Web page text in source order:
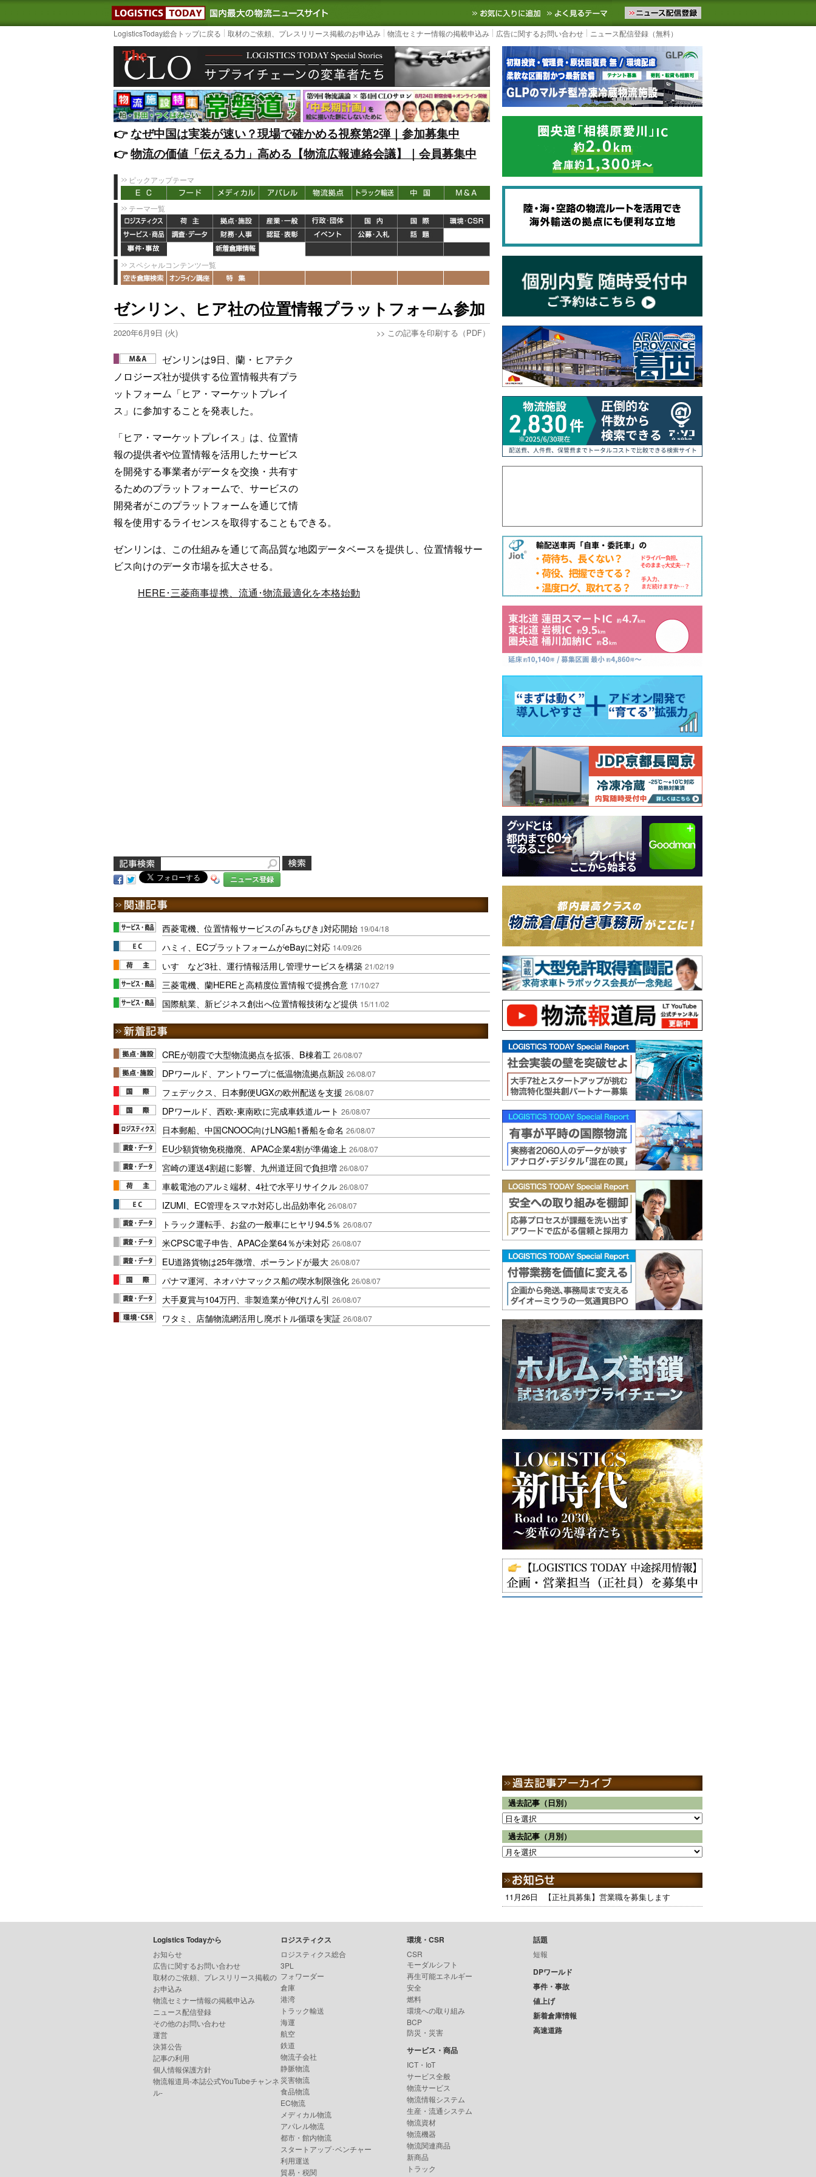
LOGISTICS TODAY｜国内最大の物流ニュースサイト3PL, SCMなど国内外の最新の物流ニュースをお届けします。物流ニュースメール配信を登録す
お気に入りに追加 よく見るテーマ
LogisticsToday総合トップに戻る 取材のご依頼、プレスリリース掲載のお申込み 物流セミナー情報の掲載申込み 広告に関するお問い合わせ ニュース配信登録（無料）
👉️なぜ中国は実装が速い？現場で確かめる視察第2弾｜参加募集中
👉️物流の価値「伝える力」高める【物流広報連絡会議】｜会員募集中
ピックアップテーマ
テーマ一覧
スペシャルコンテンツ一覧
ゼンリン、ヒア社の位置情報プラットフォーム参加
2020年6月9日 (火) >> この記事を印刷する（PDF）
ゼンリンは9日、蘭・ヒアテク
ノロジーズ社が提供する位置情報共有プラ
ットフォーム「ヒア・マーケットプレイ
ス」に参加することを発表した。
「ヒア・マーケットプレイス」は、位置情
報の提供者や位置情報を活用したサービス
を開発する事業者がデータを交換・共有す
るためのプラットフォームで、サービスの
開発者がこのプラットフォームを通じて情
報を使用するライセンスを取得することもできる。
ゼンリンは、この仕組みを通じて高品質な地図データベースを提供し、位置情報サー
ビス向けのデータ市場を拡大させる。
HERE･三菱商事提携、流通･物流最適化を本格始動
ニュース登録
西菱電機、位置情報サービスの｢みちびき｣対応開始 19/04/18
ハミィ、ECプラットフォームがeBayに対応 14/09/26
いすゞなど3社、運行情報活用し管理サービスを構築 21/02/19
三菱電機、蘭HEREと高精度位置情報で提携合意 17/10/27
国際航業、新ビジネス創出へ位置情報技術など提供 15/11/02
CREが朝霞で大型物流拠点を拡張、B棟着工 26/08/07
DPワールド、アントワープに低温物流拠点新設 26/08/07
フェデックス、日本郵便UGXの欧州配送を支援 26/08/07
DPワールド、西欧-東南欧に完成車鉄道ルート 26/08/07
日本郵船、中国CNOOC向けLNG船1番船を命名 26/08/07
EU少額貨物免税撤廃、APAC企業4割が準備途上 26/08/07
宮崎の運送4割超に影響、九州道迂回で負担増 26/08/07
車載電池のアルミ端材、4社で水平リサイクル 26/08/07
IZUMI、EC管理をスマホ対応し出品効率化 26/08/07
トラック運転手、お盆の一般車にヒヤリ94.5％ 26/08/07
米CPSC電子申告、APAC企業64％が未対応 26/08/07
EU道路貨物は25年微増、ポーランドが最大 26/08/07
パナマ運河、ネオパナマックス船の喫水制限強化 26/08/07
大手夏賞与104万円、非製造業が伸びけん引 26/08/07
ワタミ、店舗物流網活用し廃ボトル循環を実証 26/08/07
過去記事（日別）
過去記事（月別）
11月26日 【正社員募集】営業職を募集します
Logistics Todayから
お知らせ
広告に関するお問い合わせ
取材のご依頼、プレスリリース掲載の
お申込み
物流セミナー情報の掲載申込み
ニュース配信登録
その他のお問い合わせ
運営
決算公告
記事の利用
個人情報保護方針
物流報道局-本誌公式YouTubeチャンネ
ル-
ロジスティクス
ロジスティクス総合
3PL
フォワーダー
倉庫
港湾
トラック輸送
海運
航空
鉄道
物流子会社
静脈物流
災害物流
食品物流
EC物流
メディカル物流
アパレル物流
都市・館内物流
スタートアップ･ベンチャー
利用運送
貿易・税関
環境・CSR
CSR
モーダルシフト
再生可能エネルギー
安全
燃料
環境への取り組み
BCP
防災・災害
サービス・商品
ICT・IoT
サービス全般
物流サービス
物流情報システム
生産・流通システム
物流資材
物流機器
物流関連商品
新商品
トラック
話題
短報
DPワールド
事件・事故
値上げ
新着倉庫情報
高速道路